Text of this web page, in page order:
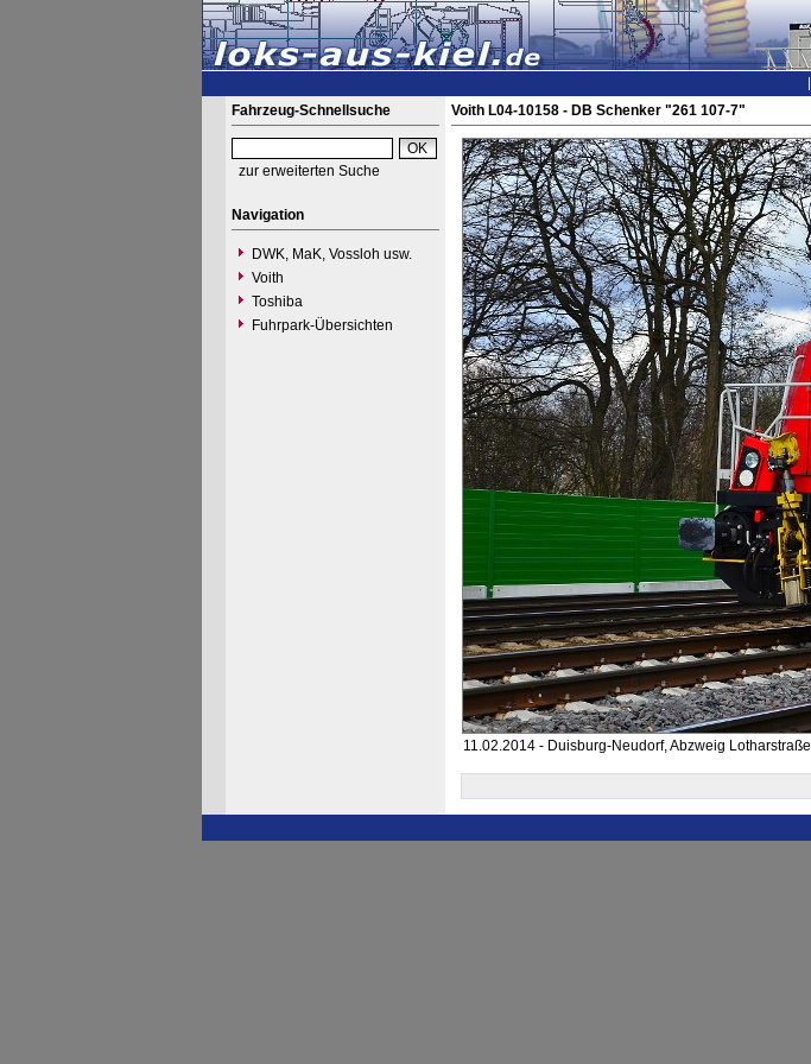
Fahrzeug-Schnellsuche
zur erweiterten Suche
Navigation
DWK, MaK, Vossloh usw.
Voith
Toshiba
Fuhrpark-Übersichten
Voith L04-10158 - DB Schenker "261 107-7"
11.02.2014 - Duisburg-Neudorf, Abzweig Lotharstraße